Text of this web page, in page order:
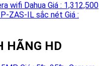
wifi Dahua Giá : 1,312,500
ZAS-IL sắc nét Giá :
HÃNG HD